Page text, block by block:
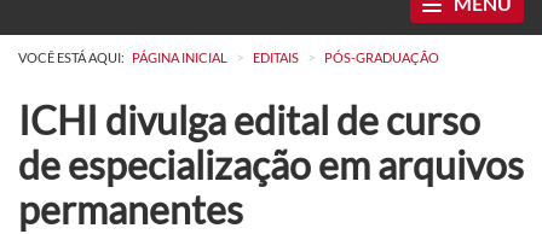
VOCÊ ESTÁ AQUI: PÁGINA INICIAL > EDITAIS > PÓS-GRADUAÇÃO
ICHI divulga edital de curso
de especialização em arquivos
permanentes